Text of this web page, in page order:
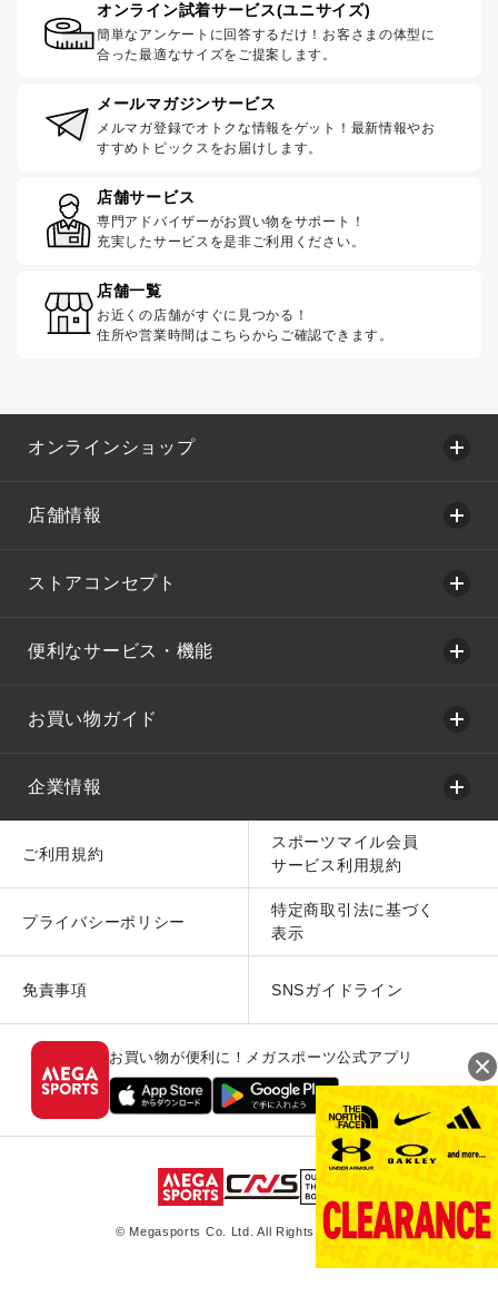
オンライン試着サービス(ユニサイズ)
簡単なアンケートに回答するだけ！お客さまの体型に
合った最適なサイズをご提案します。
メールマガジンサービス
メルマガ登録でオトクな情報をゲット！最新情報やお
すすめトピックスをお届けします。
店舗サービス
専門アドバイザーがお買い物をサポート！
充実したサービスを是非ご利用ください。
店舗一覧
お近くの店舗がすぐに見つかる！
住所や営業時間はこちらからご確認できます。
オンラインショップ
店舗情報
ストアコンセプト
便利なサービス・機能
お買い物ガイド
企業情報
ご利用規約
スポーツマイル会員
サービス利用規約
プライバシーポリシー
特定商取引法に基づく
表示
免責事項 SNSガイドライン
お買い物が便利に！メガスポーツ公式アプリ
© Megasports Co. Ltd. All Rights Reserved.